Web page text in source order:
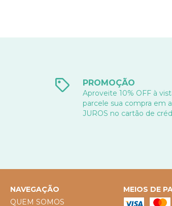
PROMOÇÃO
Aproveite 10% OFF à
parcele sua compra em
JUROS no cartão de
NAVEGAÇÃO
QUEM SOMOS
MEIOS DE